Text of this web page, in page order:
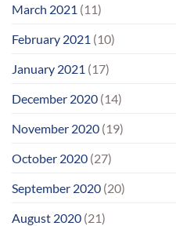
March 2021 (11)
February 2021 (10)
January 2021 (17)
December 2020 (14)
November 2020 (19)
October 2020 (27)
September 2020 (20)
August 2020 (21)